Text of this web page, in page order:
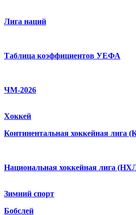
Лига наций
Таблица коэффициентов УЕФА
ЧМ-2026
Хоккей
Континентальная хоккейная лига
Национальная хоккейная лига
Зимний спорт
Бобслей